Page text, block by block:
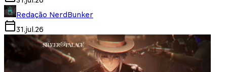
Redação NerdBunker
31.jul.26